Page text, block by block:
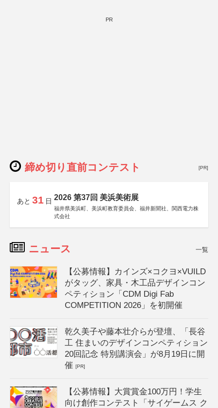
PR
締め切り直前コンテスト [PR]
あと 31 日 2026 第37回 美浜美術展
福井県美浜町、美浜町教育委員会、福井新聞社、関西電力株
式会社
ニュース 一覧
【公募情報】カインズ×コクヨ×VUILD
がタッグ、家具・木工品デザインコン
ペティション「CDM Digi Fab
COMPETITION 2026」を初開催
乾久美子や藤本壮介らが登壇、「長谷
工 住まいのデザインコンペティション
20回記念 特別講演会」が8月19日に開
催[PR]
【公募情報】大賞賞金100万円！学生
向け創作コンテスト「サイゲームス ク